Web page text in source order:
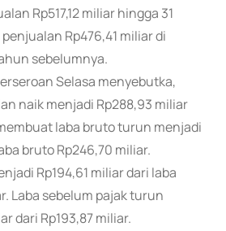
Rp517,12 miliar hingga 31
Rp476,41 miliar di
sebelumnya.
Selasa menyebutka,
naik menjadi Rp288,93 miliar
laba bruto turun menjadi
bruto Rp246,70 miliar.
Rp194,61 miliar dari laba
Laba sebelum pajak turun
dari Rp193,87 miliar.